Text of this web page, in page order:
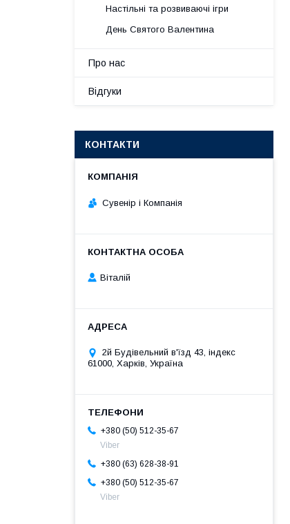
Настільні та розвиваючі ігри
День Святого Валентина
Про нас
Відгуки
КОНТАКТИ
Сувенір і Компанія
Віталій
2й Будівельний в'їзд 43, індекс
61000, Харків, Україна
+380 (50) 512-35-67
Viber
+380 (63) 628-38-91
+380 (50) 512-35-67
Viber